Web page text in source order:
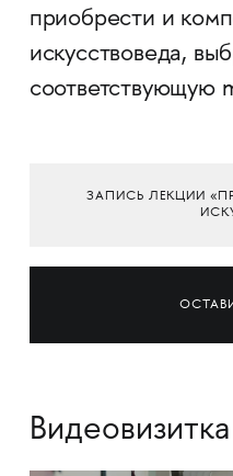
приобрести и
искусствоведа,
соответствующую
ЗАПИСЬ ЛЕКЦИИ